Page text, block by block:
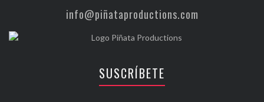
info@piñataproductions.com
SUSCRÍBETE